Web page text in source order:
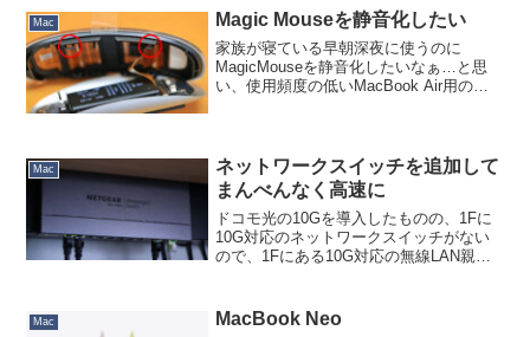
フト類を全て...
Mac Magic Mouseを静音化したい
家族が寝ている早朝深夜に使うのに
MagicMouseを静音化したいなぁ…と思
い、使用頻度の低いMacBook Air用の方
クレジット...
Mac
ネットワークスイッチを追加して
まんべんなく高速に
ドコモ光の10Gを導入したものの、1Fに
10G対応のネットワークスイッチがない
ので、1Fにある10G対応の無線LAN親機
にもネットワークスイッチを追加するこ
Mac MacBook Neo